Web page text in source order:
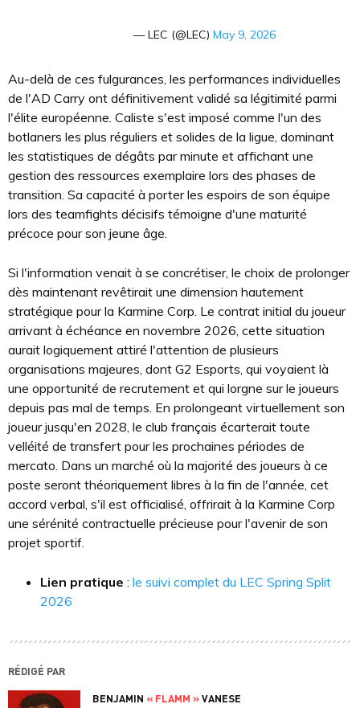
— LEC (@LEC) May 9, 2026
Au-delà de ces fulgurances, les performances individuelles
de l'AD Carry ont définitivement validé sa légitimité parmi
l'élite européenne. Caliste s'est imposé comme l'un des
botlaners les plus réguliers et solides de la ligue, dominant
les statistiques de dégâts par minute et affichant une
gestion des ressources exemplaire lors des phases de
transition. Sa capacité à porter les espoirs de son équipe
lors des teamfights décisifs témoigne d'une maturité
précoce pour son jeune âge.
Si l'information venait à se concrétiser, le choix de prolonger
dès maintenant revêtirait une dimension hautement
stratégique pour la Karmine Corp. Le contrat initial du joueur
arrivant à échéance en novembre 2026, cette situation
aurait logiquement attiré l'attention de plusieurs
organisations majeures, dont G2 Esports, qui voyaient là
une opportunité de recrutement et qui lorgne sur le joueurs
depuis pas mal de temps. En prolongeant virtuellement son
joueur jusqu'en 2028, le club français écarterait toute
velléité de transfert pour les prochaines périodes de
mercato. Dans un marché où la majorité des joueurs à ce
poste seront théoriquement libres à la fin de l'année, cet
accord verbal, s'il est officialisé, offrirait à la Karmine Corp
une sérénité contractuelle précieuse pour l'avenir de son
projet sportif.
Lien pratique : le suivi complet du LEC Spring Split
2026
RÉDIGÉ PAR
BENJAMIN « FLAMM »VANESE